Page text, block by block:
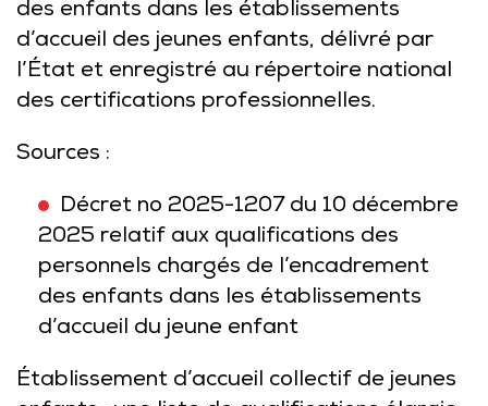
des enfants dans les établissements
d’accueil des jeunes enfants, délivré par
l’État et enregistré au répertoire national
des certifications professionnelles.
Sources :
Décret no 2025-1207 du 10 décembre
2025 relatif aux qualifications des
personnels chargés de l’encadrement
des enfants dans les établissements
d’accueil du jeune enfant
Établissement d’accueil collectif de jeunes